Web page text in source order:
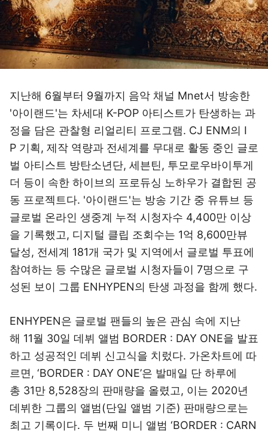
지난해 6월부터 9월까지 음악 채널 Mnet서 방송한
'아이랜드'는 차세대 K-POP 아티스트가 탄생하는 과
정을 담은 관찰형 리얼리티 프로그램. CJ ENM의 I
P 기획, 제작 역량과 전세계를 무대로 활동 중인 글로
벌 아티스트 방탄소년단, 세븐틴, 투모로우바이투게
더 등이 속한 하이브의 프로듀싱 노하우가 결합된 공
동 프로젝트다. '아이랜드'는 방송 기간 중 유튜브 등
글로벌 온라인 생중계 누적 시청자수 4,400만 이상
을 기록했고, 디지털 클립 조회수는 1억 8,600만뷰
달성, 전세계 181개 국가 및 지역에서 글로벌 투표에
참여하는 등 수많은 글로벌 시청자들이 7명으로 구
성된 보이 그룹 ENHYPEN의 탄생 과정을 함께 했다.
ENHYPEN은 글로벌 팬들의 높은 관심 속에 지난
해 11월 30일 데뷔 앨범 BORDER : DAY ONE을 발표
하고 성공적인 데뷔 신고식을 치렀다. 가온차트에 따
르면, ‘BORDER : DAY ONE’은 발매일 단 하루에
총 31만 8,528장의 판매량을 올렸고, 이는 2020년
데뷔한 그룹의 앨범(단일 앨범 기준) 판매량으로는
최고 기록이다. 두 번째 미니 앨범 ‘BORDER : CARN